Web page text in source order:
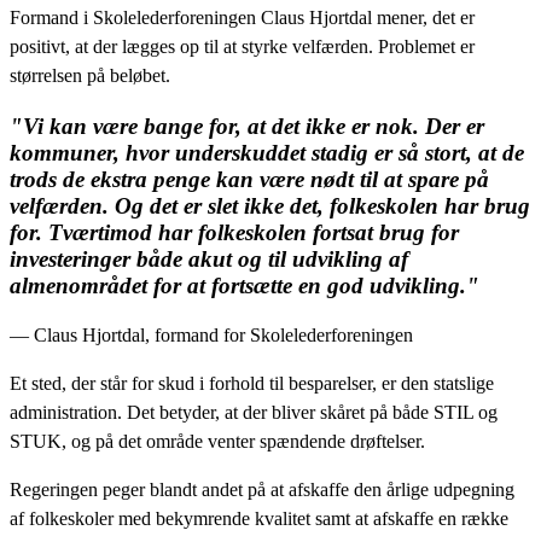
Formand i Skolelederforeningen Claus Hjortdal mener, det er
positivt, at der lægges op til at styrke velfærden. Problemet er
størrelsen på beløbet.
"Vi kan være bange for, at det ikke er nok. Der er
kommuner, hvor underskuddet stadig er så stort, at de
trods de ekstra penge kan være nødt til at spare på
velfærden. Og det er slet ikke det, folkeskolen har brug
for. Tværtimod har folkeskolen fortsat brug for
investeringer både akut og til udvikling af
almenområdet for at fortsætte en god udvikling."
— Claus Hjortdal, formand for Skolelederforeningen
Et sted, der står for skud i forhold til besparelser, er den statslige
administration. Det betyder, at der bliver skåret på både STIL og
STUK, og på det område venter spændende drøftelser.
Regeringen peger blandt andet på at afskaffe den årlige udpegning
af folkeskoler med bekymrende kvalitet samt at afskaffe en række